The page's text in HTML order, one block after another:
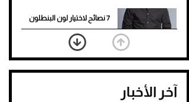
7 نصائح لاختيار لون البنطلون
المناسب للقميص الأسود
نرى المستقبل من خلال
تصميماتنا.. كيف حجزت 1886
آخر الأخبار